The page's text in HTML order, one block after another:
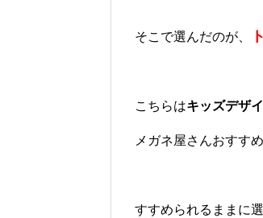
そこで選んだのが、
こちらはキッズデザ
メガネ屋さんおすす
すすめられるままに